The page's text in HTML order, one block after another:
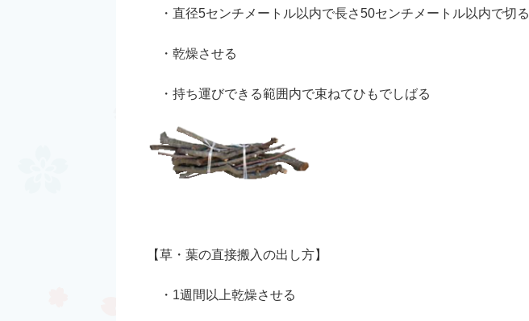
・直径5センチメートル以内で長さ50センチメートル以内で切る
・乾燥させる
・持ち運びできる範囲内で束ねてひもでしばる
【草・葉の直接搬入の出し方】
・1週間以上乾燥させる